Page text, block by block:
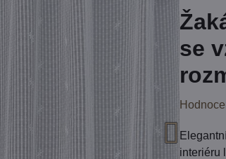
se
interiéru